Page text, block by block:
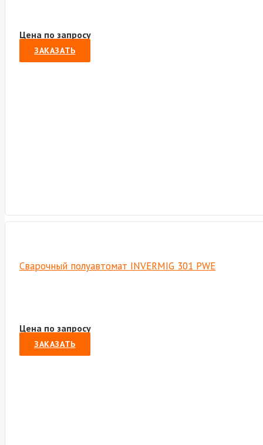
Цена по запросу
ЗАКАЗАТЬ
Сварочный полуавтомат INVERMIG 301 PWE
Цена по запросу
ЗАКАЗАТЬ